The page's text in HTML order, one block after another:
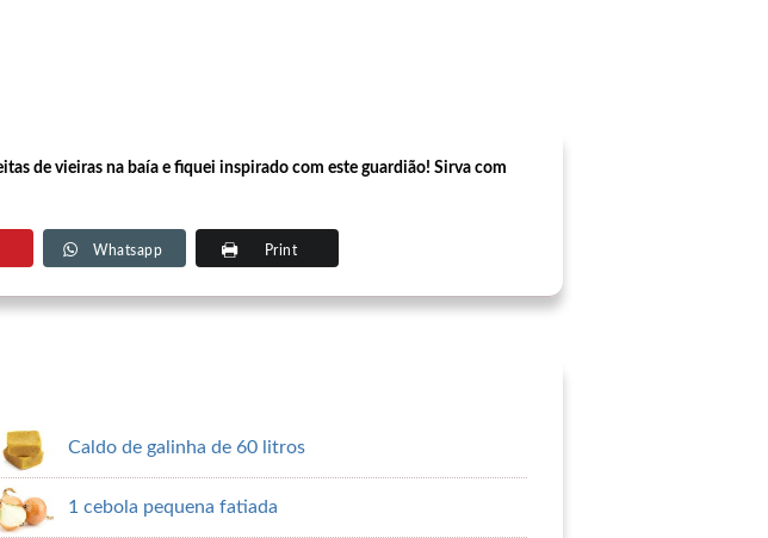
de vieiras na baía e fiquei inspirado com este guardião! Sirva com
Whatsapp Print
Caldo de galinha de 60 litros
1 cebola pequena fatiada